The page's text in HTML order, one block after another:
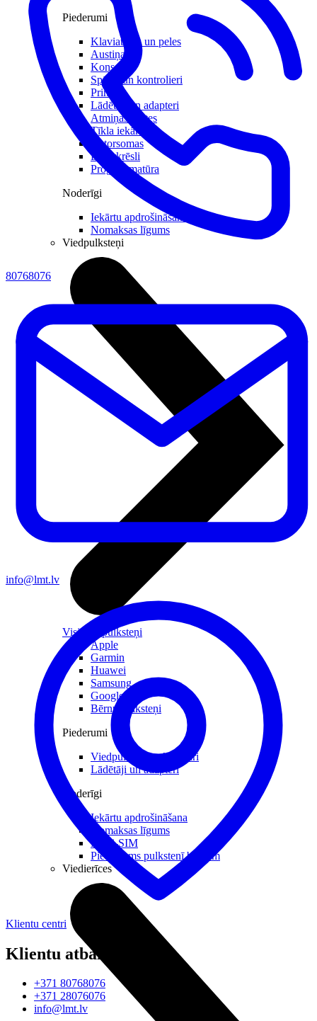
Piederumi
Klaviatūras un peles
Austiņas
Konsoles
Spēles un kontrolieri
Printeri
Lādētāji un adapteri
Atmiņas kartes
Tīkla iekārtas
Datorsomas
Datorkrēsli
Programmatūra
Noderīgi
Iekārtu apdrošināšana
Nomaksas līgums
Viedpulksteņi
Visi viedpulksteņi
Apple
Garmin
Huawei
Samsung
Google
Bērnu pulksteņi
Piederumi
Viedpulksteņu aksesuāri
Lādētāji un adapteri
Noderīgi
Iekārtu apdrošināšana
Nomaksas līgums
Multi-SIM
Pieslēgums pulkstenī bērnam
Viedierīces
80768076
info@lmt.lv
Klientu centri
Klientu atbalsts
+371 80768076
+371 28076076
info@lmt.lv